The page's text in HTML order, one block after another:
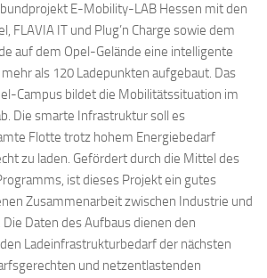
E-Mobility-LAB Hessen mit den
FLAVIA IT und Plug’n Charge sowie dem
auf dem Opel-Gelände eine intelligente
als 120 Ladepunkten aufgebaut. Das
Campus bildet die Mobilitätssituation im
Die smarte Infrastruktur soll es
Flotte trotz hohem Energiebedarf
zu laden. Gefördert durch die Mittel des
ist dieses Projekt ein gutes
Zusammenarbeit zwischen Industrie und
Daten des Aufbaus dienen den
Lade­infrastrukturbedarf der nächsten
und netzentlastenden